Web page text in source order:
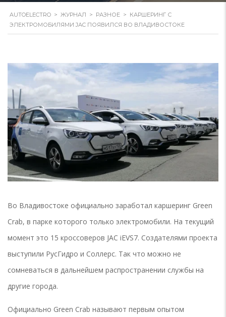
AUTOELECTRO > ЖУРНАЛ > РАЗНОЕ > КАРШЕРИНГ С
ЭЛЕКТРОМОБИЛЯМИ JAC ПОЯВИЛСЯ ВО ВЛАДИВОСТОКЕ
Во Владивостоке официально заработал каршеринг Green
Crab, в парке которого только электромобили. На текущий
момент это 15 кроссоверов JAC iEVS7. Создателями проекта
выступили РусГидро и Соллерс. Так что можно не
сомневаться в дальнейшем распространении службы на
другие города.
Официально Green Crab называют первым опытом